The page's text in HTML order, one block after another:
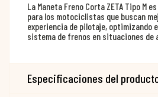
La Maneta Freno Corta ZETA Tipo M
para los motociclistas que buscan
experiencia de pilotaje, optimizando
sistema de frenos en situaciones de
Especificaciones del